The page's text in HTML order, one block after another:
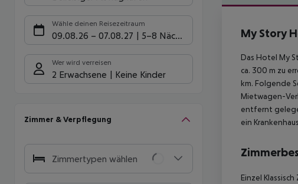
Wähle deinen Reisezeitraum
09.08.26 – 07.08.27 5-8 Nächte
Wer wird verreisen
2 Erwachsene Keine Kinder
Zimmer & Verpflegung
Zimmertypen wählen
My Story
Das Hotel My
ca. 300 m zu
km. Folgende
Mietwagen-
entfernt
ein
Einzel